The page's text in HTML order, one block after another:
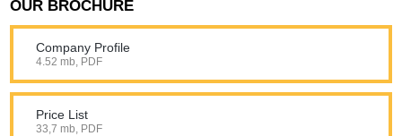
OUR BROCHURE
Company Profile
4.52 mb, PDF
Price List
33,7 mb, PDF